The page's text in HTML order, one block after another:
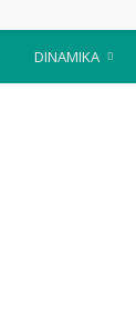
DINAMIKA